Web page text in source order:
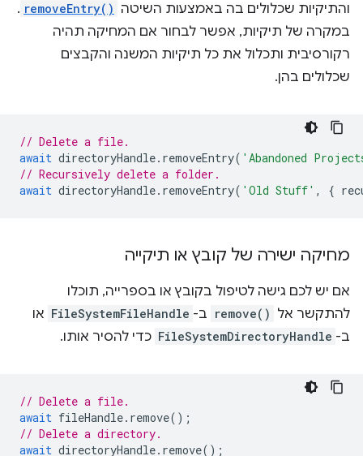
והתיקיות שכלולים בה באמצעות השיטה removeEntry()
.
במקרה של תיקיות, אפשר לבחור אם המחיקה תהיה
רקורסיבית ותכלול את כל תיקיות המשנה והקבצים
שכלולים בהן.
// Delete a file.
await directoryHandle. removeEntry( 'Abandoned
// Recursively delete a folder.
await directoryHandle. removeEntry( 'Old Stuff' , {
מחיקה ישירה של קובץ או תיקייה
אם יש לכם גישה לטיפול בקובץ או בספרייה, תוכלו
להתקשר אל remove() ב- FileSystemFileHandle או
ב- FileSystemDirectoryHandle כדי להסיר אותו.
// Delete a file.
await fileHandle. remove();
// Delete a directory.
await directoryHandle. remove();